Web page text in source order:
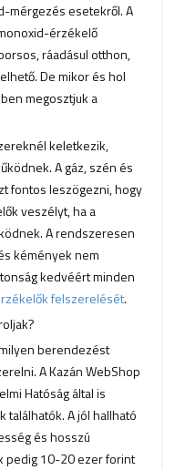
mérgezés esetekről. A
érzékelő
ráadásul otthon,
De mikor és hol
megosztjuk a
keletkezik,
A gáz, szén és
fontos leszögezni, hogy
veszélyt, ha a
A rendszeresen
kémények nem
kedvéért minden
felszerelését.
berendezést
A Kazán WebShop
Hatóság által is
találhatók. A jól hallható
és hosszú
pedig 10-20 ezer forint